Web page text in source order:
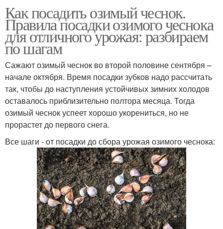
Как посадить озимый чеснок.
Правила посадки озимого чеснока
для отличного урожая: разбираем
по шагам
Сажают озимый чеснок во второй половине сентября –
начале октября. Время посадки зубков надо рассчитать
так, чтобы до наступления устойчивых зимних холодов
оставалось приблизительно полтора месяца. Тогда
озимый чеснок успеет хорошо укорениться, но не
прорастет до первого снега.
Все шаги - от посадки до сбора урожая озимого чеснока: